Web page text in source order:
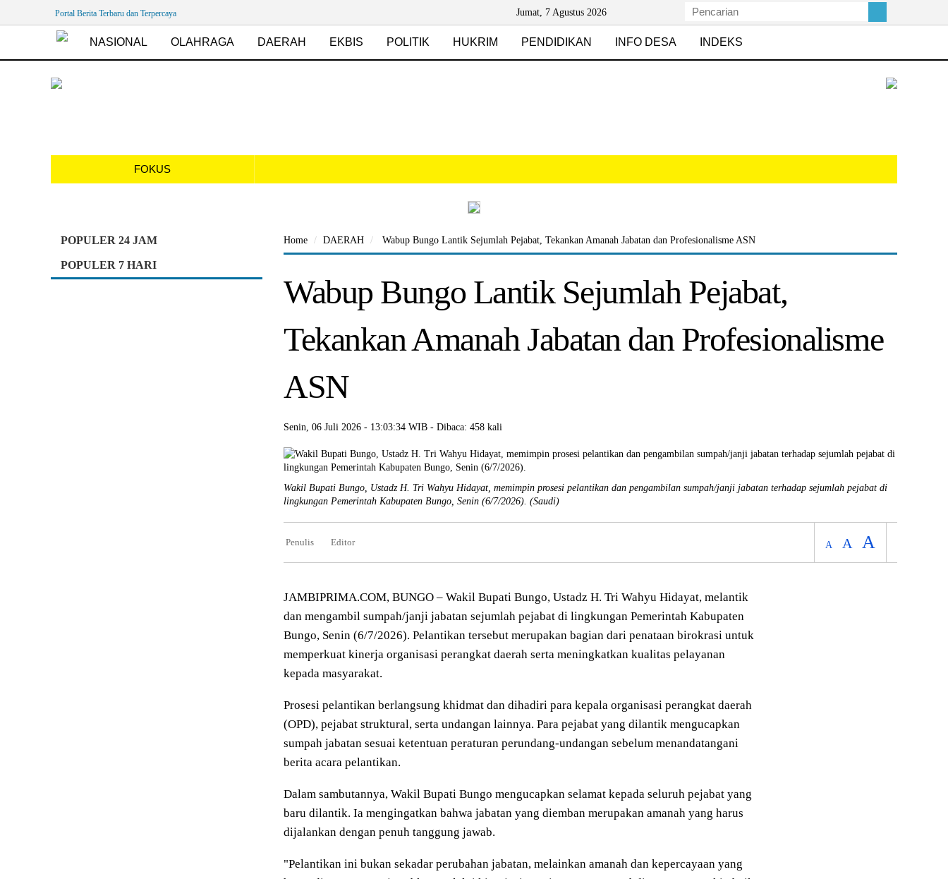
Portal Berita Terbaru dan Terpercaya Jumat, 7 Agustus 2026
NASIONAL OLAHRAGA DAERAH EKBIS POLITIK HUKRIM PENDIDIKAN INFO DESA INDEKS
FOKUS
POPULER 24 JAM
POPULER 7 HARI
Home DAERAH Wabup Bungo Lantik Sejumlah Pejabat, Tekankan Amanah Jabatan dan Profesionalisme ASN
Wabup Bungo Lantik Sejumlah Pejabat,
Tekankan Amanah Jabatan dan Profesionalisme
ASN
Senin, 06 Juli 2026 - 13:03:34 WIB - Dibaca: 458 kali
Wakil Bupati Bungo, Ustadz H. Tri Wahyu Hidayat, memimpin prosesi pelantikan dan pengambilan sumpah/janji jabatan terhadap sejumlah pejabat di
lingkungan Pemerintah Kabupaten Bungo, Senin (6/7/2026). (Saudi)
Penulis Editor A A A
JAMBIPRIMA.COM, BUNGO – Wakil Bupati Bungo, Ustadz H. Tri Wahyu Hidayat, melantik
dan mengambil sumpah/janji jabatan sejumlah pejabat di lingkungan Pemerintah Kabupaten
Bungo, Senin (6/7/2026). Pelantikan tersebut merupakan bagian dari penataan birokrasi untuk
memperkuat kinerja organisasi perangkat daerah serta meningkatkan kualitas pelayanan
kepada masyarakat.
Prosesi pelantikan berlangsung khidmat dan dihadiri para kepala organisasi perangkat daerah
(OPD), pejabat struktural, serta undangan lainnya. Para pejabat yang dilantik mengucapkan
sumpah jabatan sesuai ketentuan peraturan perundang-undangan sebelum menandatangani
berita acara pelantikan.
Dalam sambutannya, Wakil Bupati Bungo mengucapkan selamat kepada seluruh pejabat yang
baru dilantik. Ia mengingatkan bahwa jabatan yang diemban merupakan amanah yang harus
dijalankan dengan penuh tanggung jawab.
"Pelantikan ini bukan sekadar perubahan jabatan, melainkan amanah dan kepercayaan yang